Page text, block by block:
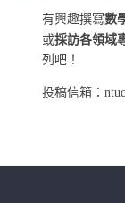
有興趣撰寫數
或採訪各領域
列吧！
投稿信箱：